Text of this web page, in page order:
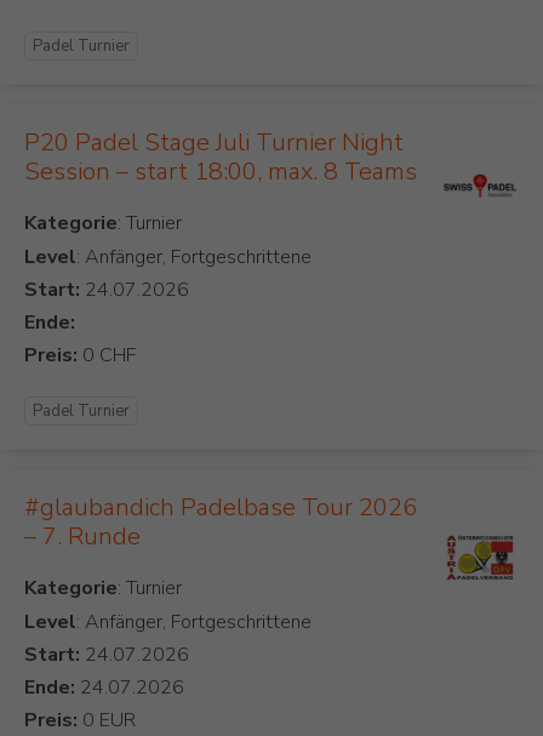
Padel Turnier
P20 Padel Stage Juli Turnier Night
Session – start 18:00, max. 8 Teams
Kategorie
Level: Anfänger, Fortgeschrittene
Start:
Ende:
Preis:
Padel Turnier
#glaubandich Padelbase Tour 2026
– 7. Runde
Kategorie
Level: Anfänger, Fortgeschrittene
Start:
Ende:
Preis: